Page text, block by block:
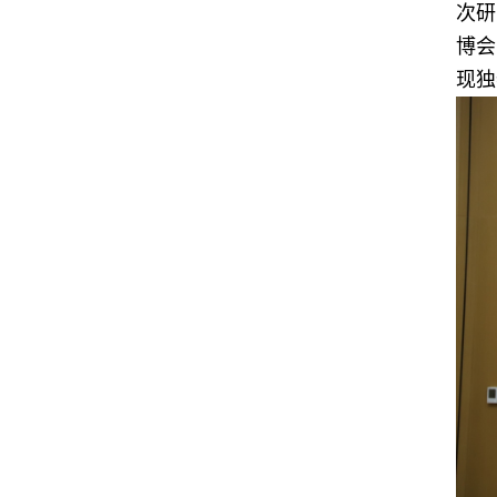
次
博
现